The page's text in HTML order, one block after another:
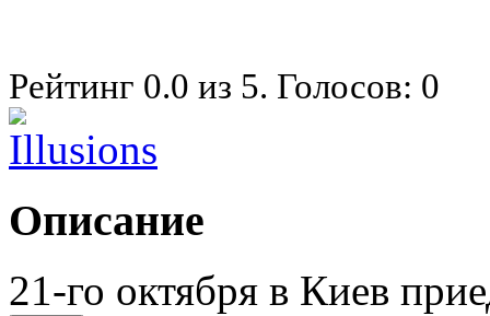
Рейтинг 0.0 из 5. Голосов: 0
Описание
21-го октября в Киев